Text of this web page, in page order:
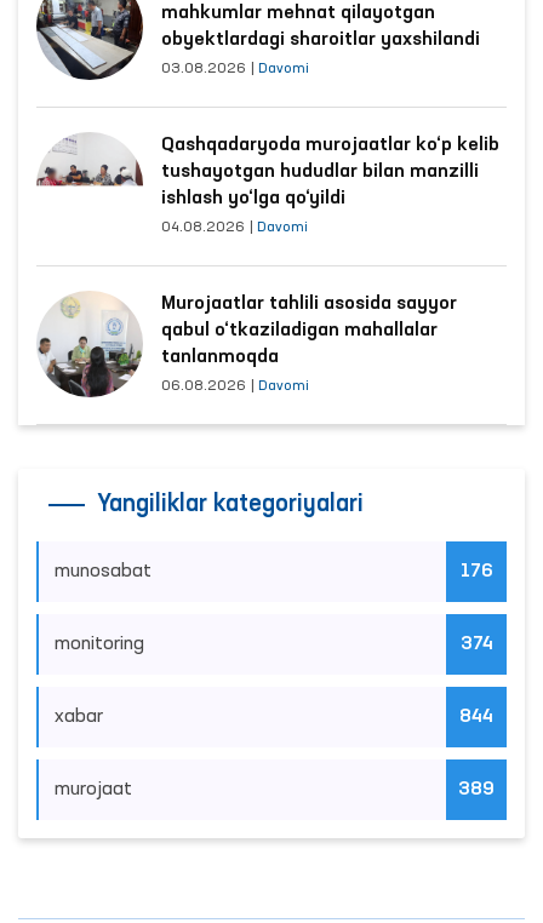
mahkumlar mehnat qilayotgan
obyektlardagi sharoitlar yaxshilandi
03.08.2026 Davomi
Qashqadaryoda murojaatlar ko‘p kelib
tushayotgan hududlar bilan manzilli
ishlash yo‘lga qo‘yildi
04.08.2026 Davomi
Murojaatlar tahlili asosida sayyor
qabul o‘tkaziladigan mahallalar
tanlanmoqda
06.08.2026 Davomi
Yangiliklar kategoriyalari
munosabat 176
monitoring 374
xabar 844
murojaat 389